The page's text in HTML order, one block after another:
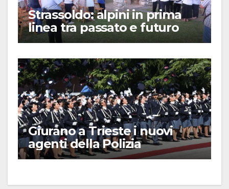
Strassoldo: alpini in prima
linea tra passato e futuro
Giurano a Trieste i nuovi
agenti della Polizia